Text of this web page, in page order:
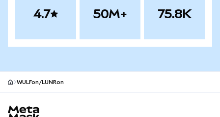
4.7 50M+ 75.8K
WULFon/LUNRon